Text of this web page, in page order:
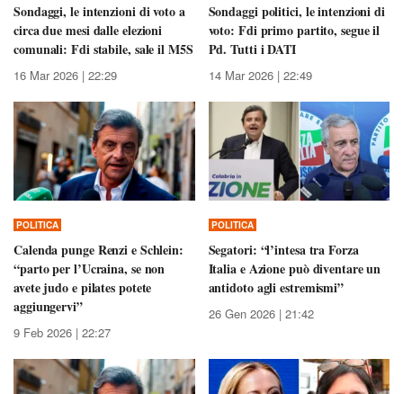
Sondaggi, le intenzioni di voto a
circa due mesi dalle elezioni
comunali: Fdi stabile, sale il M5S
16 Mar 2026 | 22:29
Sondaggi politici, le intenzioni di
voto: Fdi primo partito, segue il
Pd. Tutti i DATI
14 Mar 2026 | 22:49
POLITICA
Calenda punge Renzi e Schlein:
“parto per l’Ucraina, se non
avete judo e pilates potete
aggiungervi”
9 Feb 2026 | 22:27
POLITICA
Segatori: “l’intesa tra Forza
Italia e Azione può diventare un
antidoto agli estremismi”
26 Gen 2026 | 21:42